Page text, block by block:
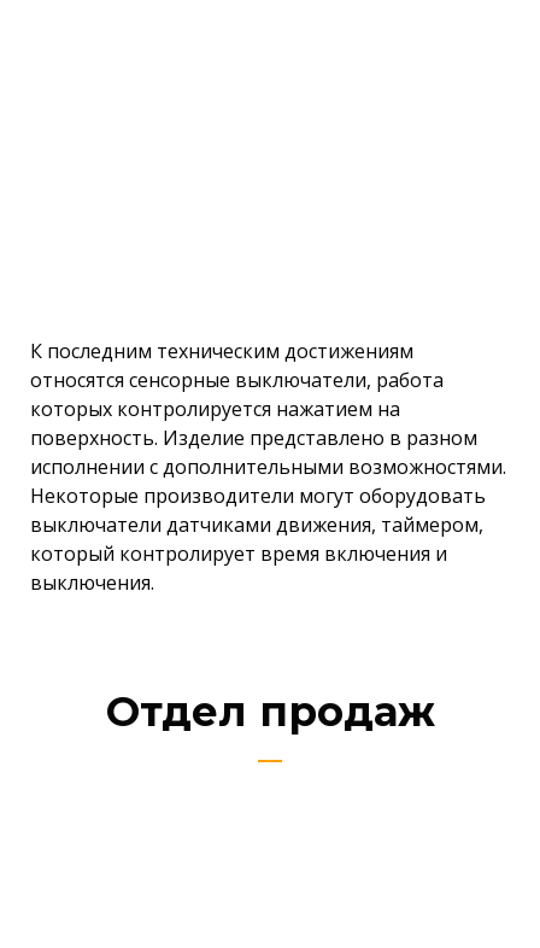
К последним техническим достижениям
относятся сенсорные выключатели, работа
которых контролируется нажатием на
поверхность. Изделие представлено в разном
исполнении с дополнительными возможностями.
Некоторые производители могут оборудовать
выключатели датчиками движения, таймером,
который контролирует время включения и
выключения.
Отдел продаж